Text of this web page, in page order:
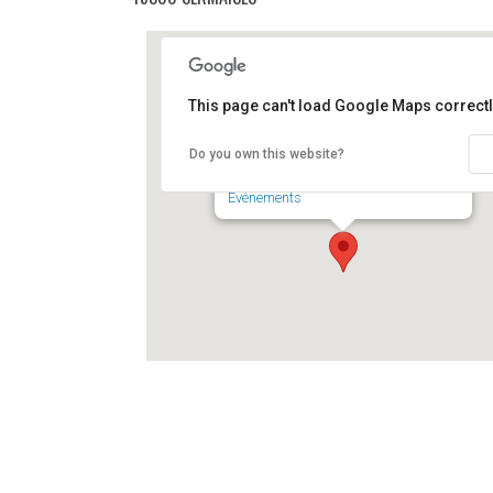
Événements
This page can't load Google Maps
Do you own this website?